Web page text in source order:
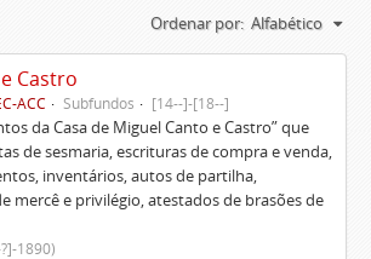
Ordenar por: Alfabético
Castro
ACC Subfundos [14--]-[18--]
da Casa de Miguel Canto e Castro” que
de sesmaria, escrituras de compra e venda,
inventários, autos de partilha,
mercê e privilégio, atestados de brasões de
1890)